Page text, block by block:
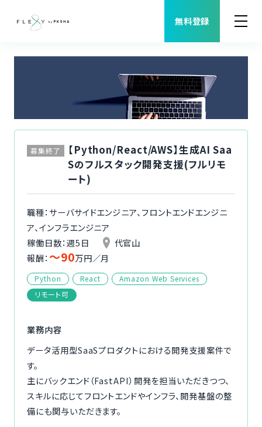
無料登録
職種から案件を探す
よくある質問
福利厚生
ご利用者様の声
ご利用の流れ
イベント/マガジン
法人の方
募集終了
【Python/React/AWS】生成AI Saa
Sのフルスタック開発支援(フルリモ
ート)
職種：サーバサイドエンジニア、フロントエンドエンジニ
ア、インフラエンジニア
稼働日数：週5日
代官山
報酬： 〜90万円／月
Python React
Amazon Web Services
リモート可
業務内容
データ活用型SaaSプロダクトにおける開発支援案件で
す。
主にバックエンド（FastAPI）開発を担当いただきつつ、
スキルに応じてフロントエンドやインフラ、開発基盤の整
備にも関与いただきます。